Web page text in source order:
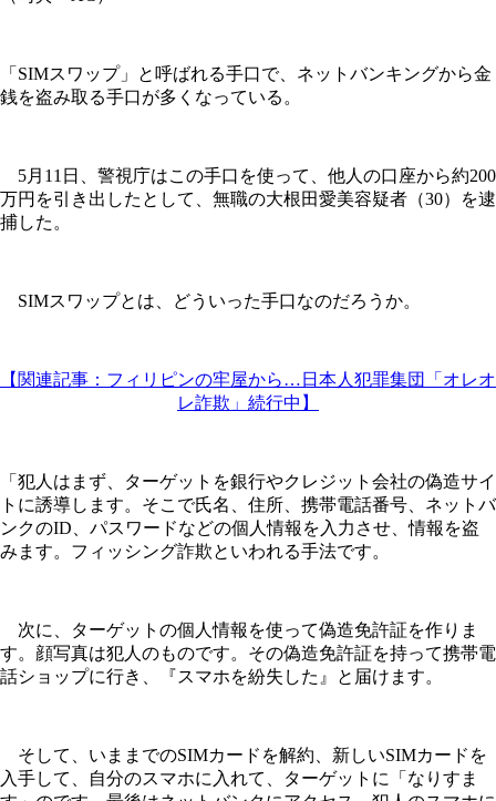
「SIMスワップ」と呼ばれる手口で、ネットバンキングから金
銭を盗み取る手口が多くなっている。
5月11日、警視庁はこの手口を使って、他人の口座から約200
万円を引き出したとして、無職の大根田愛美容疑者（30）を逮
捕した。
SIMスワップとは、どういった手口なのだろうか。
【関連記事：フィリピンの牢屋から…日本人犯罪集団「オレオ
レ詐欺」続行中】
「犯人はまず、ターゲットを銀行やクレジット会社の偽造サイ
トに誘導します。そこで氏名、住所、携帯電話番号、ネットバ
ンクのID、パスワードなどの個人情報を入力させ、情報を盗
みます。フィッシング詐欺といわれる手法です。
次に、ターゲットの個人情報を使って偽造免許証を作りま
す。顔写真は犯人のものです。その偽造免許証を持って携帯電
話ショップに行き、『スマホを紛失した』と届けます。
そして、いままでのSIMカードを解約、新しいSIMカードを
入手して、自分のスマホに入れて、ターゲットに「なりすま